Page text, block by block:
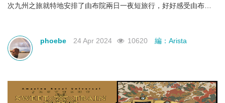
次九州之旅就特地安排了由布院兩日一夜短旅行，好好感受由布院
phoebe 24 Apr 2024 10620 編：Arista